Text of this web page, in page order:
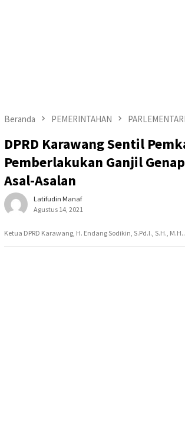
Beranda PEMERINTAHAN
DPRD Karawang Sentil
Pemberlakukan Ganjil
Asal-Asalan
Latifudin Manaf
Agustus 14, 2021
Ketua DPRD Karawang, H. Endang Sodikin, S.Pd.I., S.H., M.H..